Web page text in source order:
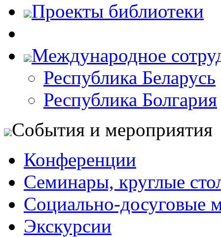
Проекты библиотеки
Международное
Республика Беларусь
Республика Болгария
События и мероприятия
Конференции
Семинары, круглые
Социально-досуговые
Экскурсии